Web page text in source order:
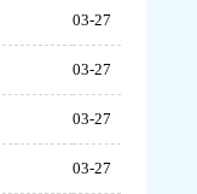
03-27
03-27
03-27
03-27